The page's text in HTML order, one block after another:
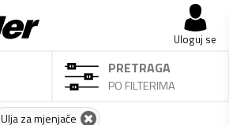
Uloguj se
PRETRAGA
PO FILTERIMA
Ulja za mjenjače